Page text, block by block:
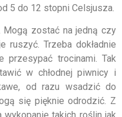
5 do 12 stopni Celsjusza.
zostać na jedną czy
ruszyć. Trzeba dokładnie
przesypać trocinami. Tak
w chłodnej piwnicy i
od razu wsadzić do
się pięknie odrodzić. Z